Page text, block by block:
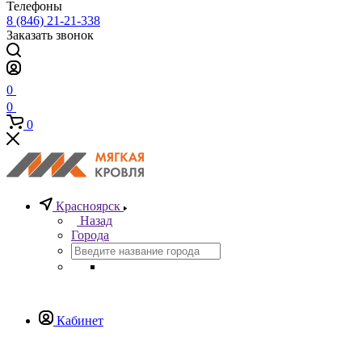
Телефоны
8 (846) 21-21-338
Заказать звонок
0
0
0
Красноярск
Назад
Города
Кабинет